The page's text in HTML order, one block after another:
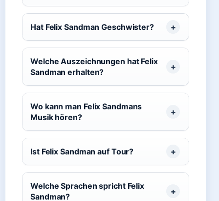
Hat Felix Sandman Geschwister?
Welche Auszeichnungen hat Felix
Sandman erhalten?
Wo kann man Felix Sandmans
Musik hören?
Ist Felix Sandman auf Tour?
Welche Sprachen spricht Felix
Sandman?